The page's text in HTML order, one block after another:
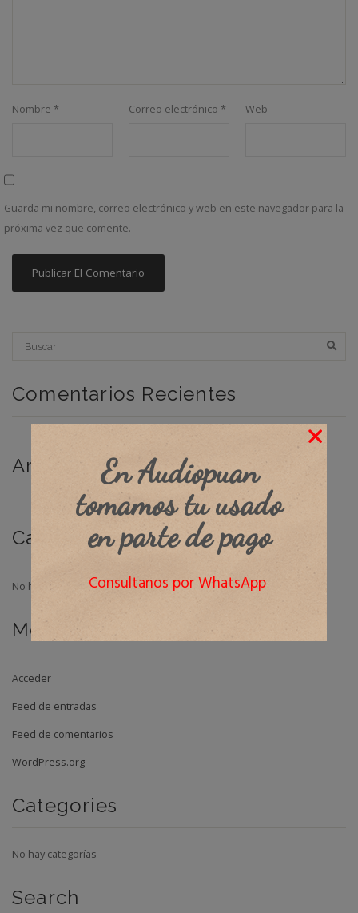
Nombre * Correo electrónico * Web
Guarda mi nombre, correo electrónico y web en este navegador para la
próxima vez que comente.
Comentarios Recientes
Archivos
Categorías
No hay categorías
Meta
Acceder
Feed de entradas
Feed de comentarios
WordPress.org
Categories
No hay categorías
Search
En Audiopuan
tomamos tu usado
en parte de pago
Consultanos por WhatsApp